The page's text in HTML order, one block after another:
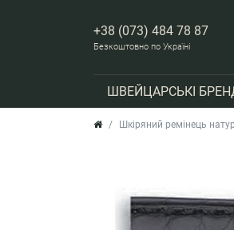
+38 (073) 484 78 87
Безкоштовно по Україні
ШВЕЙЦАРСЬКІ
Шкіряний ремінець